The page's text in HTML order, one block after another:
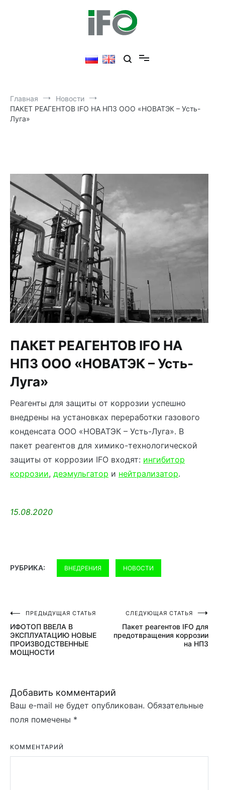
Главная
Новости
ПАКЕТ РЕАГЕНТОВ IFO НА НПЗ ООО «НОВАТЭК – Усть-
Луга»
ПАКЕТ РЕАГЕНТОВ IFO НА
НПЗ ООО «НОВАТЭК – Усть-
Луга»
Реагенты для защиты от коррозии успешно
внедрены на установках переработки газового
конденсата ООО «НОВАТЭК – Усть-Луга». В
пакет реагентов для химико-технологической
защиты от коррозии IFO входят: ингибитор
коррозии, деэмульгатор и нейтрализатор.
15.08.2020
РУБРИКА: ВНЕДРЕНИЯ НОВОСТИ
Навигация
по
записям
ПРЕДЫДУЩАЯ СТАТЬЯ
ИФОТОП ВВЕЛА В
ЭКСПЛУАТАЦИЮ НОВЫЕ
ПРОИЗВОДСТВЕННЫЕ
МОЩНОСТИ
СЛЕДУЮЩАЯ СТАТЬЯ
Пакет реагентов IFO для
предотвращения коррозии
на НПЗ
Добавить комментарий
Ваш e-mail не будет опубликован. Обязательные
поля помечены *
КОММЕНТАРИЙ